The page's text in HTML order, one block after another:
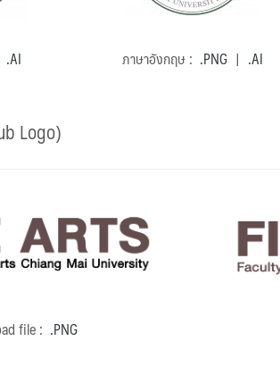
.AI ภาษาอังกฤษ : .PNG| .AI
Logo)
file : .PNG